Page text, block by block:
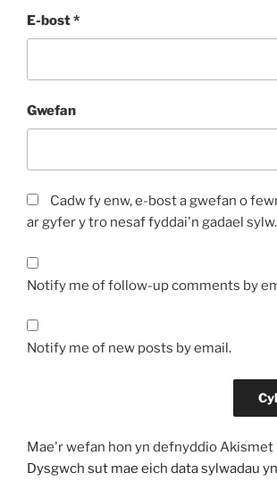
E-bost*
Gwefan
Cadw fy enw, e-bost a gwefan o
ar gyfer y tro nesaf fyddai'n gadael sylw.
Notify me of follow-up comments by
Notify me of new posts by email.
Mae'r wefan hon yn defnyddio Akismet
Dysgwch sut mae eich data sylwadau